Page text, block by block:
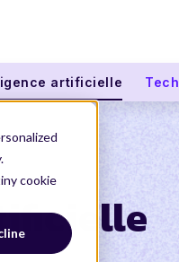
cookie
artificielle Tech